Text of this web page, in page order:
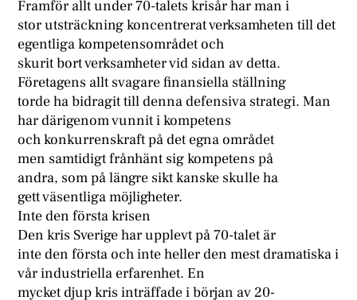
Framför allt under 70-talets krisår har man i
stor utsträckning koncentrerat verksamheten till det
egentliga kompetensområdet och
skurit bort verksamheter vid sidan av detta.
Företagens allt svagare finansiella ställning
torde ha bidragit till denna defensiva strategi. Man
har därigenom vunnit i kompetens
och konkurrenskraft på det egna området
men samtidigt frånhänt sig kompetens på
andra, som på längre sikt kanske skulle ha
gett väsentliga möjligheter.
Inte den första krisen
Den kris Sverige har upplevt på 70-talet är
inte den första och inte heller den mest dramatiska i
vår industriella erfarenhet. En
mycket djup kris inträffade i början av 20-